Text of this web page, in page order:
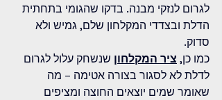
לגרום לנזקי מבנה. בדקו שהגומי בתחתית
הדלת ובצדדי המקלחון שלם, גמיש ולא
סדוק.
כמו כן, ציר המקלחון שנשחק עלול לגרום
לדלת לא לסגור בצורה אטימה – מה
שאומר שמים יוצאים החוצה ומציפים